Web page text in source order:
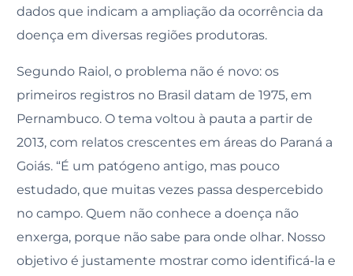
dados que indicam a ampliação da ocorrência da
doença em diversas regiões produtoras.
Segundo Raiol, o problema não é novo: os
primeiros registros no Brasil datam de 1975, em
Pernambuco. O tema voltou à pauta a partir de
2013, com relatos crescentes em áreas do Paraná a
Goiás. “É um patógeno antigo, mas pouco
estudado, que muitas vezes passa despercebido
no campo. Quem não conhece a doença não
enxerga, porque não sabe para onde olhar. Nosso
objetivo é justamente mostrar como identificá-la e